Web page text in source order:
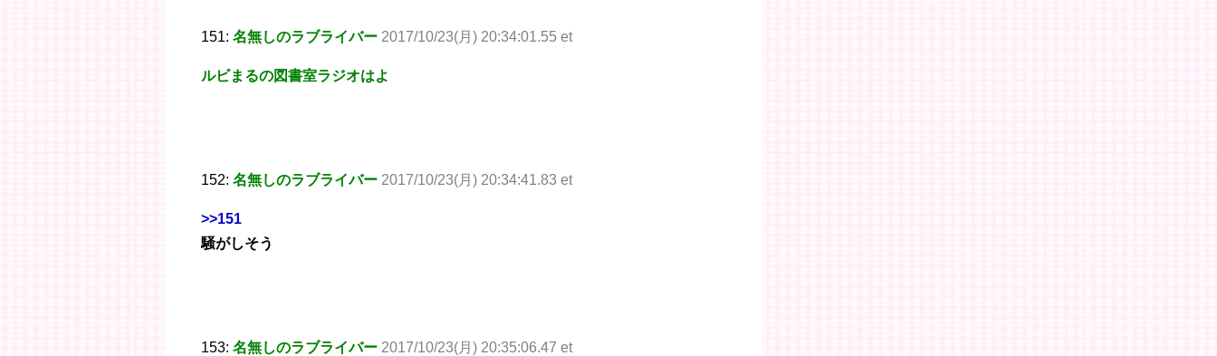
151: 名無しのラブライバー 2017/10/23(月) 20:34:01.55 et
ルビまるの図書室ラジオはよ
152: 名無しのラブライバー 2017/10/23(月) 20:34:41.83 et
>>151
騒がしそう
153: 名無しのラブライバー 2017/10/23(月) 20:35:06.47 et